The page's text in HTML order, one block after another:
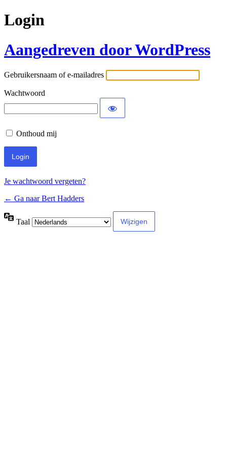
Login
Aangedreven door WordPress
Gebruikersnaam of e-mailadres
Wachtwoord
Onthoud mij
Je wachtwoord vergeten?
← Ga naar Bert Hadders
Taal